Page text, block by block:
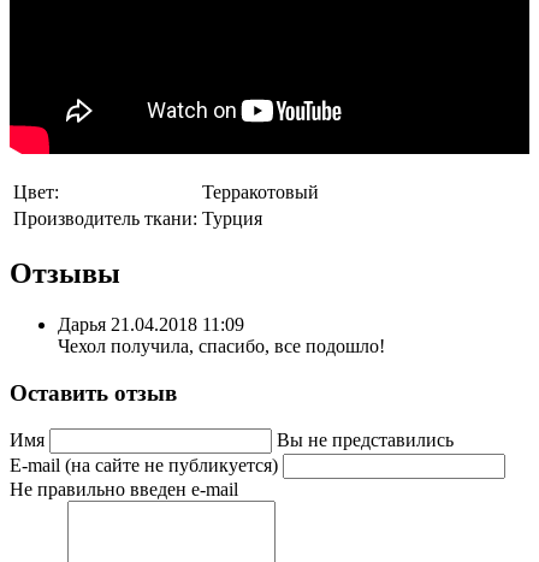
Цвет:
Терракотовый
Производитель ткани: Турция
Отзывы
Дарья 21.04.2018 11:09
Чехол получила, спасибо, все подошло!
Оставить отзыв
Имя
Вы не представились
E-mail (на сайте не публикуется)
Не правильно введен e-mail